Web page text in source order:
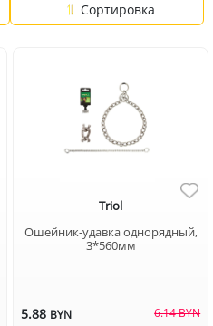
Сортировка
Triol
Ошейник-удавка однорядный,
3*560мм
5.88 BYN 6.14 BYN